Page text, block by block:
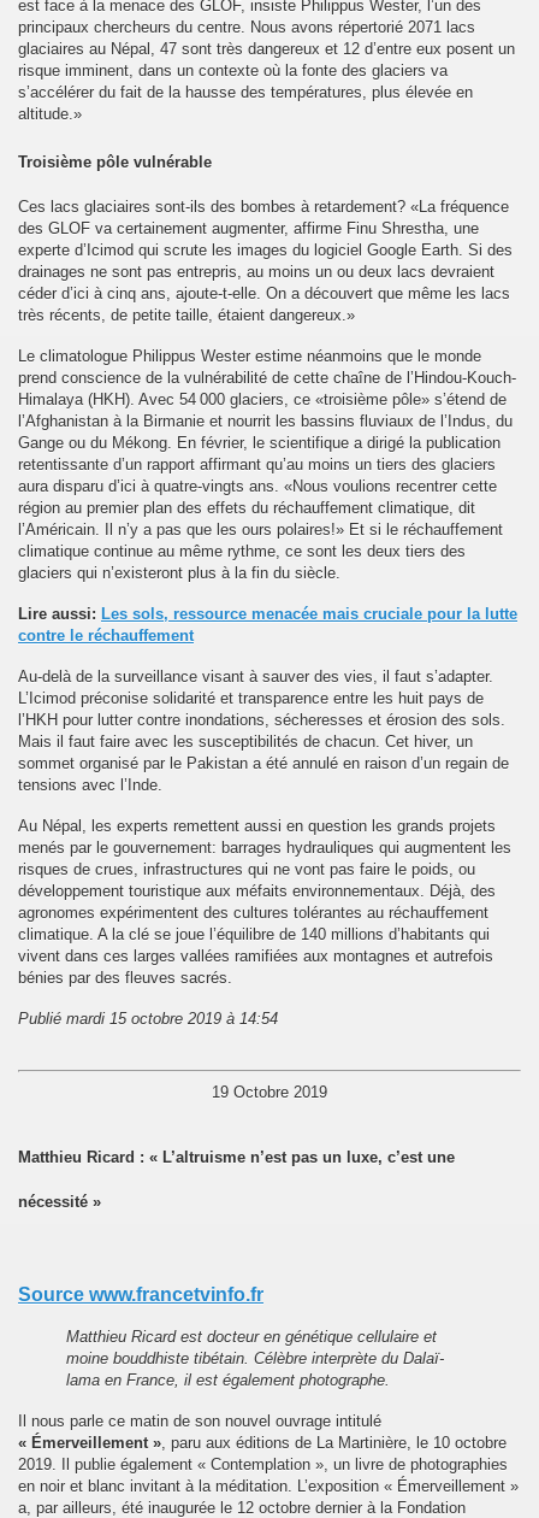
est face à la menace des GLOF, insiste Philippus Wester, l’un des
principaux chercheurs du centre. Nous avons répertorié 2071 lacs
glaciaires au Népal, 47 sont très dangereux et 12 d’entre eux posent un
risque imminent, dans un contexte où la fonte des glaciers va
s’accélérer du fait de la hausse des températures, plus élevée en
altitude.»
Troisième pôle vulnérable
Ces lacs glaciaires sont-ils des bombes à retardement? «La fréquence
des GLOF va certainement augmenter, affirme Finu Shrestha, une
experte d’Icimod qui scrute les images du logiciel Google Earth. Si des
drainages ne sont pas entrepris, au moins un ou deux lacs devraient
céder d’ici à cinq ans, ajoute-t-elle. On a découvert que même les lacs
très récents, de petite taille, étaient dangereux.»
Le climatologue Philippus Wester estime néanmoins que le monde
prend conscience de la vulnérabilité de cette chaîne de l’Hindou-Kouch-
Himalaya (HKH). Avec 54 000 glaciers, ce «troisième pôle» s’étend de
l’Afghanistan à la Birmanie et nourrit les bassins fluviaux de l’Indus, du
Gange ou du Mékong. En février, le scientifique a dirigé la publication
retentissante d’un rapport affirmant qu’au moins un tiers des glaciers
aura disparu d’ici à quatre-vingts ans. «Nous voulions recentrer cette
région au premier plan des effets du réchauffement climatique, dit
l’Américain. Il n’y a pas que les ours polaires!» Et si le réchauffement
climatique continue au même rythme, ce sont les deux tiers des
glaciers qui n’existeront plus à la fin du siècle.
Lire aussi: Les sols, ressource menacée mais cruciale pour la lutte
contre le réchauffement
Au-delà de la surveillance visant à sauver des vies, il faut s’adapter.
L’Icimod préconise solidarité et transparence entre les huit pays de
l’HKH pour lutter contre inondations, sécheresses et érosion des sols.
Mais il faut faire avec les susceptibilités de chacun. Cet hiver, un
sommet organisé par le Pakistan a été annulé en raison d’un regain de
tensions avec l’Inde.
Au Népal, les experts remettent aussi en question les grands projets
menés par le gouvernement: barrages hydrauliques qui augmentent les
risques de crues, infrastructures qui ne vont pas faire le poids, ou
développement touristique aux méfaits environnementaux. Déjà, des
agronomes expérimentent des cultures tolérantes au réchauffement
climatique. A la clé se joue l’équilibre de 140 millions d’habitants qui
vivent dans ces larges vallées ramifiées aux montagnes et autrefois
bénies par des fleuves sacrés.
Publié mardi 15 octobre 2019 à 14:54
19 Octobre 2019
Matthieu Ricard : « L’altruisme n’est pas un luxe, c’est une
nécessité »
Source www.francetvinfo.fr
Matthieu Ricard est docteur en génétique cellulaire et
moine bouddhiste tibétain. Célèbre interprète du Dalaï-
lama en France, il est également photographe.
Il nous parle ce matin de son nouvel ouvrage intitulé
« Émerveillement » , paru aux éditions de La Martinière, le 10 octobre
2019. Il publie également « Contemplation », un livre de photographies
en noir et blanc invitant à la méditation. L’exposition « Émerveillement »
a, par ailleurs, été inaugurée le 12 octobre dernier à la Fondation
du camp7
Camp 1 de Mainpat
Sykiong Penpa Tsering à Paris au bureau de la "maison
Tibet encore et toujours"
le 10 Mars 2025
le 10 Mars 2026